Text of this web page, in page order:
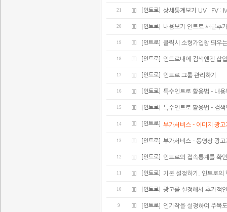
21 [인트로] 상세통계보기 UV : PV :
20 [인트로] 내용보기 인트로 새글추
19 [인트로] 클릭시 소형가입창 띄우
18 [인트로] 인트로내에 검색엔진 삽
17 [인트로] 인트로 그룹 관리하기
16 [인트로] 특수인트로 활용법 - 내
15 [인트로] 특수인트로 활용법 - 검
14 [인트로] 부가서비스 - 이미지 광고
13 [인트로] 부가서비스 - 동영상 광고
12 [인트로] 인트로의 접속통계를 확
11 [인트로] 기본 설정하기. 인트로의
10 [인트로] 광고를 설정해서 추가적
9 [인트로] 인기작을 설정하여 주목